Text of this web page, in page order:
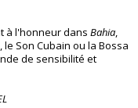
à l'honneur dans Bahia,
Son Cubain ou la Bossa
de sensibilité et